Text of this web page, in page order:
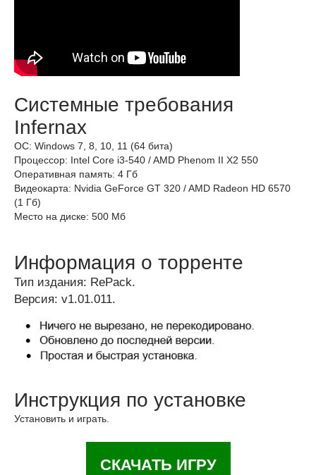
Системные требования
Infernax
ОС: Windows 7, 8, 10, 11 (64 бита)
Процессор: Intel Core i3-540 / AMD Phenom II X2 550
Оперативная память: 4 Гб
Видеокарта: Nvidia GeForce GT 320 / AMD Radeon HD 6570
(1 Гб)
Место на диске: 500 Мб
Информация о торренте
Тип издания: RePack.
Версия: v1.01.011.
Инструкция по установке
Установить и играть.
СКАЧАТЬ ИГРУ